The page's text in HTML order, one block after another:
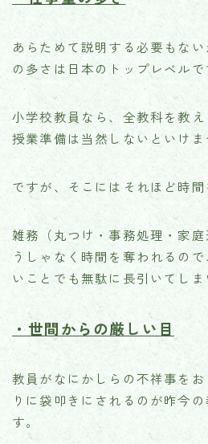
あらためて説明する必要もな
の多さは日本のトップレベルで
小学校教員なら、全教科を教
授業準備は当然しないといけま
ですが、そこにはそれほど時間
雑務（丸つけ・事務処理・家
うしゃなく時間を奪われるの
いことでも無駄に長引いてしま
・世間からの厳しい目
教員がなにかしらの不祥事を
りに袋叩きにされるのが昨今
す。